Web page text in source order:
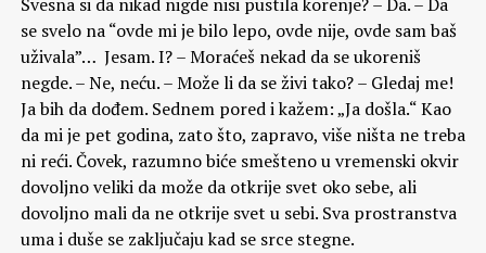
se svelo na “ovde mi je bilo lepo, ovde nije, ovde sam baš
uživala”… Jesam. I? – Moraćeš nekad da se ukoreniš
negde. – Ne, neću. – Može li da se živi tako? – Gledaj me!
Ja bih da dođem. Sednem pored i kažem: „Ja došla.“ Kao
da mi je pet godina, zato što, zapravo, više ništa ne treba
ni reći. Čovek, razumno biće smešteno u vremenski okvir
dovoljno veliki da može da otkrije svet oko sebe, ali
dovoljno mali da ne otkrije svet u sebi. Sva prostranstva
uma i duše se zaključaju kad se srce stegne.